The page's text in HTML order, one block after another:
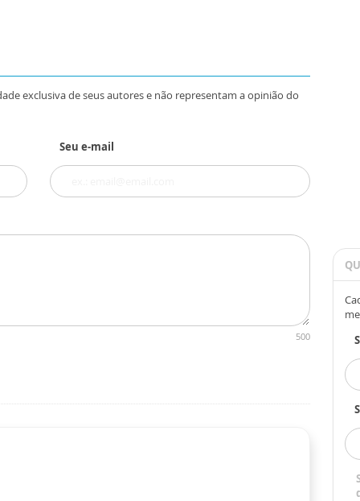
exclusiva de seus autores e não representam a opinião do
Seu e-mail
500